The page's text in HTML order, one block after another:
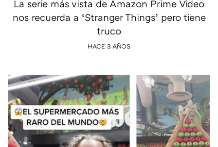
La serie más vista de Amazon Prime Video
nos recuerda a ‘Stranger Things’ pero tiene
truco
HACE 3 AÑOS